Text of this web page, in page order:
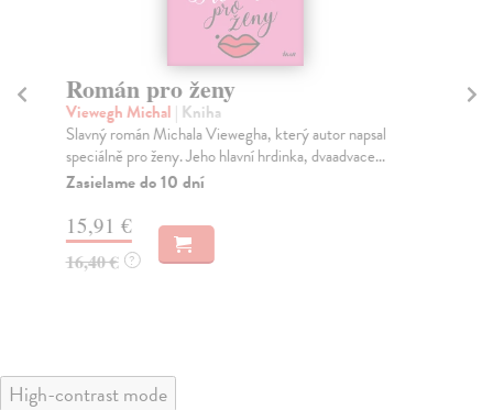
Román pro ženy
Viewegh Michal | Kniha
Slavný román Michala Viewegha, který autor napsal
speciálně pro ženy. Jeho hlavní hrdinka, dvaadvace...
Zasielame do 10 dní
15,91 €
16,40 € ?
High-contrast mode